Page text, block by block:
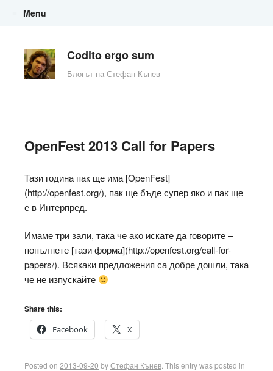
Codito ergo sum
Блогът на Стефан Кънев
Menu
OpenFest 2013 Call for Papers
Тази година пак ще има [OpenFest]
(http://openfest.org/), пак ще бъде супер яко и пак ще
е в Интерпред.
Имаме три зали, така че ако искате да говорите –
попълнете [тази форма](http://openfest.org/call-for-
papers/). Всякаки предложения са добре дошли, така
че не изпускайте
Share this:
Facebook
X
Posted on 2013-09-20 byСтефан Кънев . This entry was posted in